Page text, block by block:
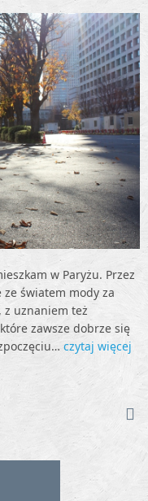
w Paryżu. Przez
ze światem mody za
uznaniem też
zawsze dobrze się
czytaj więcej